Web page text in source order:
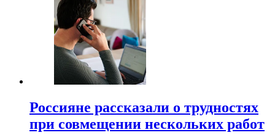
Россияне рассказали о трудностях
при совмещении нескольких работ